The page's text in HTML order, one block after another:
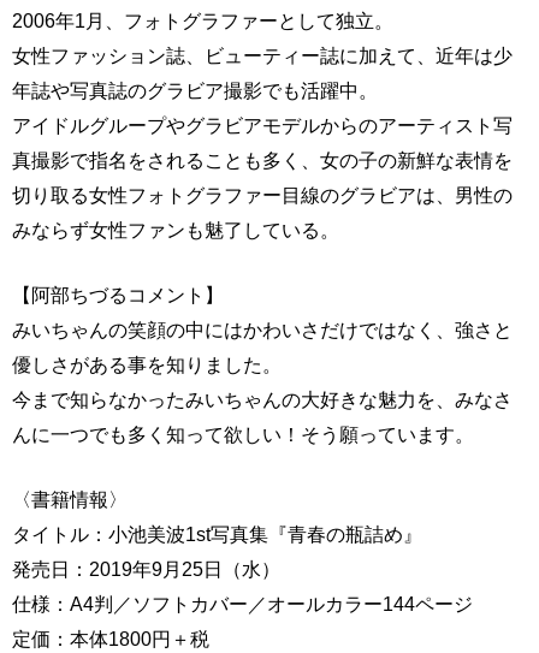
2006年1月、フォトグラファーとして独立。
女性ファッション誌、ビューティー誌に加えて、近年は少
年誌や写真誌のグラビア撮影でも活躍中。
アイドルグループやグラビアモデルからのアーティスト写
真撮影で指名をされることも多く、女の子の新鮮な表情を
切り取る女性フォトグラファー目線のグラビアは、男性の
みならず女性ファンも魅了している。
【阿部ちづるコメント】
みいちゃんの笑顔の中にはかわいさだけではなく、強さと
優しさがある事を知りました。
今まで知らなかったみいちゃんの大好きな魅力を、みなさ
んに一つでも多く知って欲しい！そう願っています。
〈書籍情報〉
タイトル：小池美波1st写真集『青春の瓶詰め』
発売日：2019年9月25日（水）
仕様：A4判／ソフトカバー／オールカラー144ページ
定価：本体1800円＋税